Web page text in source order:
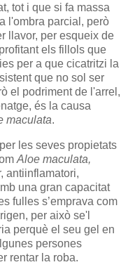
tot i que si fa massa
l'ombra parcial, però
llavor, per esqueix de
els fillols que
per a que cicatritzi la
que no sol ser
el podriment de l'arrel,
és la causa
maculata.
les seves propietats
Aloe maculata,
antiinflamatori,
una gran capacitat
fulles s’emprava com
per això se'l
perquè el seu gel en
persones
rentar la roba.